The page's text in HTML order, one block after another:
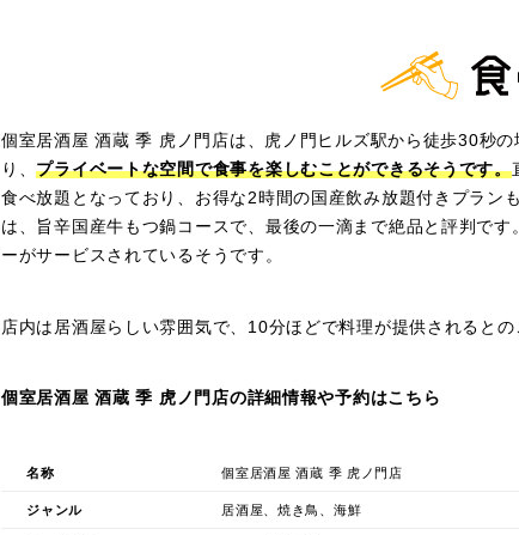
個室居酒屋 酒蔵 季 虎ノ門店は、虎ノ門ヒルズ駅から徒歩30秒
り、プライベートな空間で食事を楽しむことができるそうです。
食べ放題となっており、お得な2時間の国産飲み放題付きプラン
は、旨辛国産牛もつ鍋コースで、最後の一滴まで絶品と評判で
ーがサービスされているそうです。
店内は居酒屋らしい雰囲気で、10分ほどで料理が提供されるとの
個室居酒屋 酒蔵 季 虎ノ門店の詳細情報や予約はこちら
名称 個室居酒屋 酒蔵 季 虎ノ門店
ジャンル 居酒屋、焼き鳥、海鮮